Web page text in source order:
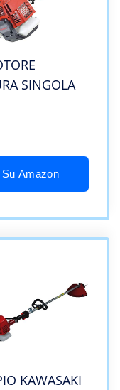
SINGOLA
Amazon
KAWASAKI